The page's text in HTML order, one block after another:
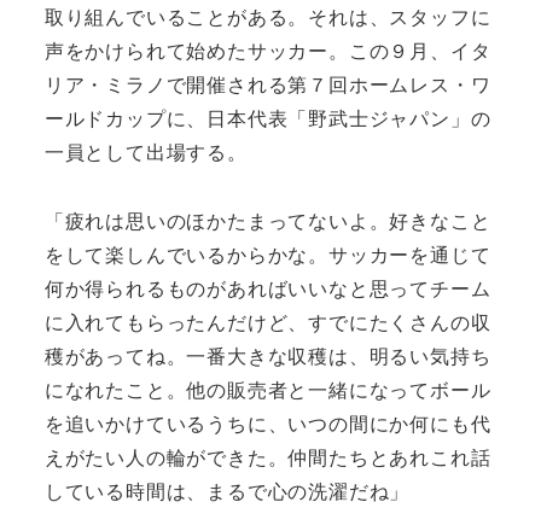
取り組んでいることがある。それは、スタッフに
声をかけられて始めたサッカー。この９月、イタ
リア・ミラノで開催される第７回ホームレス・ワ
ールドカップに、日本代表「野武士ジャパン」の
一員として出場する。
「疲れは思いのほかたまってないよ。好きなこと
をして楽しんでいるからかな。サッカーを通じて
何か得られるものがあればいいなと思ってチーム
に入れてもらったんだけど、すでにたくさんの収
穫があってね。一番大きな収穫は、明るい気持ち
になれたこと。他の販売者と一緒になってボール
を追いかけているうちに、いつの間にか何にも代
えがたい人の輪ができた。仲間たちとあれこれ話
している時間は、まるで心の洗濯だね」